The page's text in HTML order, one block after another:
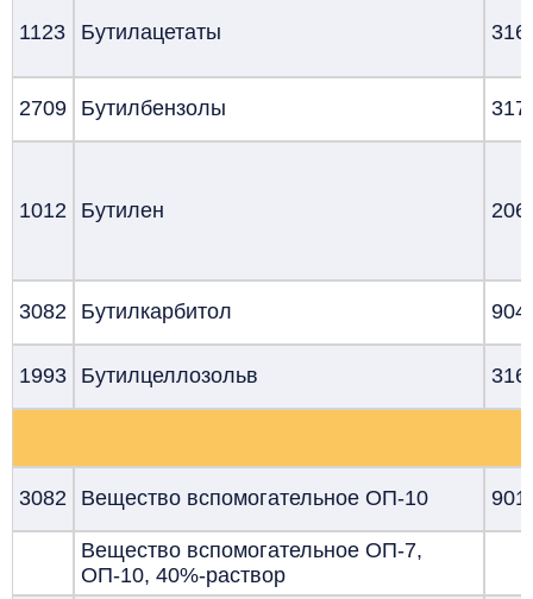
1123 Бутилацетаты 316
2709 Бутилбензолы 317
1012 Бутилен 206
3082 Бутилкарбитол 904
1993 Бутилцеллозольв 316
3082 Вещество вспомогательное ОП-10 901
Вещество вспомогательное ОП-7,
ОП-10, 40%-раствор